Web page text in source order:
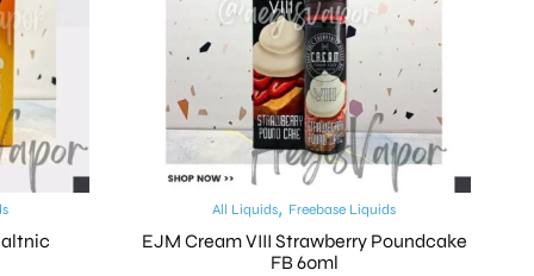
All Liquids, Freebase Liquids
EJM Cream VIII Strawberry Poundcake
FB 60ml